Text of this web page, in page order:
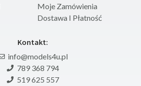
Moje Zamówienia
Dostawa I Płatność
Kontakt:
info@models4u.pl
789 368 794
519 625 557